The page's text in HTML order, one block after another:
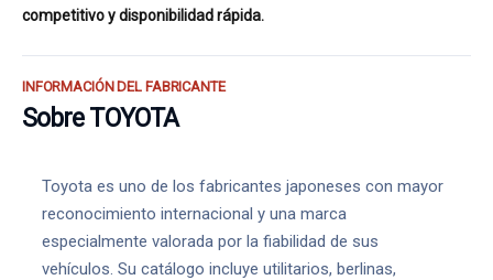
competitivo y disponibilidad rápida.
INFORMACIÓN DEL FABRICANTE
Sobre TOYOTA
Toyota es uno de los fabricantes japoneses con mayor
reconocimiento internacional y una marca
especialmente valorada por la fiabilidad de sus
vehículos. Su catálogo incluye utilitarios, berlinas,